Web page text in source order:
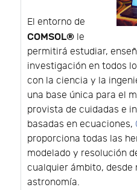
El entorno de
COMSOL® le
permitirá estudiar,
investigación en todos
con la ciencia y la
una base única para el
provista de cuidadas e
basadas en ecuaciones,
proporciona todas las
modelado y resolución
cualquier ámbito, desde
astronomía.